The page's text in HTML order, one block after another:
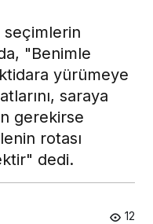
seçimlerin
"Benimle
yürümeye
saraya
gerekirse
rotası
dedi.
12